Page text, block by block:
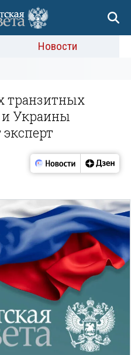
Новости
транзитных
Украины